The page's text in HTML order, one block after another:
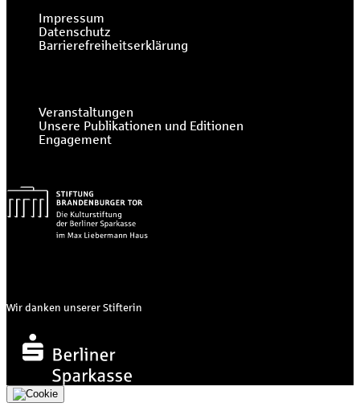
Impressum
Datenschutz
Barrierefreiheitserklärung
Veranstaltungen
Unsere Publikationen und Editionen
Engagement
Wir danken unserer Stifterin